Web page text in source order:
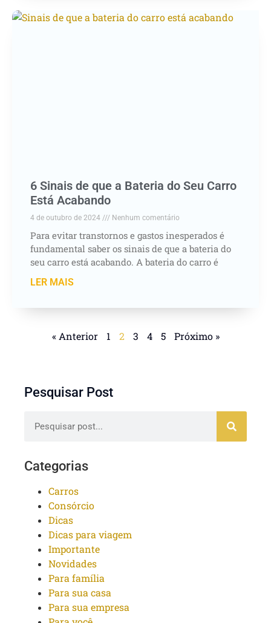
6 Sinais de que a Bateria do Seu Carro
Está Acabando
4 de outubro de 2024 Nenhum comentário
Para evitar transtornos e gastos inesperados é
fundamental saber os sinais de que a bateria do
seu carro está acabando. A bateria do carro é
LER MAIS
« Anterior 1 2 3 4 5 Próximo »
Pesquisar Post
Categorias
Carros
Consórcio
Dicas
Dicas para viagem
Importante
Novidades
Para família
Para sua casa
Para sua empresa